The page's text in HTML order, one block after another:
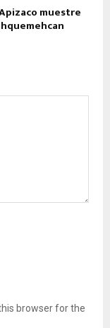
muestre
browser for the